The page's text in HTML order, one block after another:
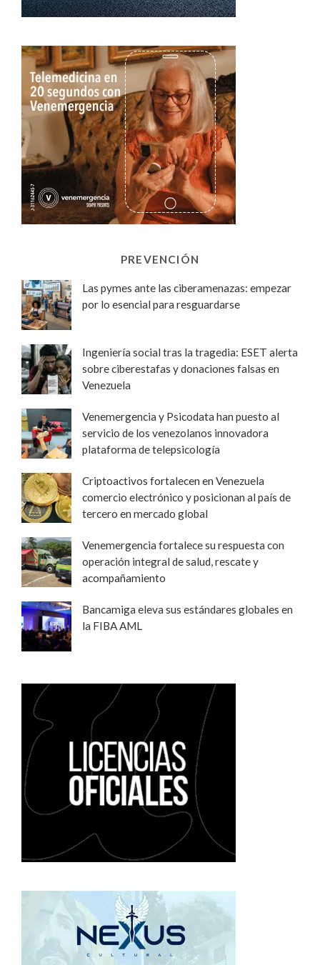
PREVENCIÓN
Las pymes ante las ciberamenazas: empezar
por lo esencial para resguardarse
Ingeniería social tras la tragedia: ESET alerta
sobre ciberestafas y donaciones falsas en
Venezuela
Venemergencia y Psicodata han puesto al
servicio de los venezolanos innovadora
plataforma de telepsicología
Criptoactivos fortalecen en Venezuela
comercio electrónico y posicionan al país de
tercero en mercado global
Venemergencia fortalece su respuesta con
operación integral de salud, rescate y
acompañamiento
Bancamiga eleva sus estándares globales en
la FIBA AML